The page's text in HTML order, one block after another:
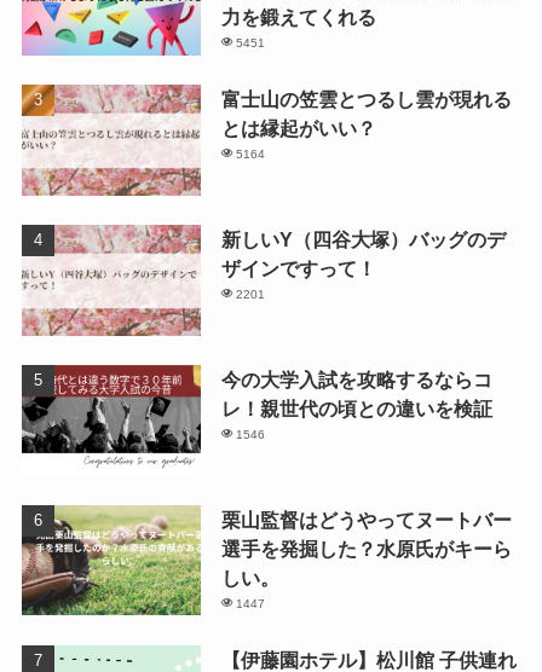
力を鍛えてくれる
5451
富士山の笠雲とつるし雲が現れる
とは縁起がいい？
5164
新しいY（四谷大塚）バッグのデ
ザインですって！
2201
今の大学入試を攻略するならコ
レ！親世代の頃との違いを検証
1546
栗山監督はどうやってヌートバー
選手を発掘した？水原氏がキーら
しい。
1447
【伊藤園ホテル】松川館 子供連れ